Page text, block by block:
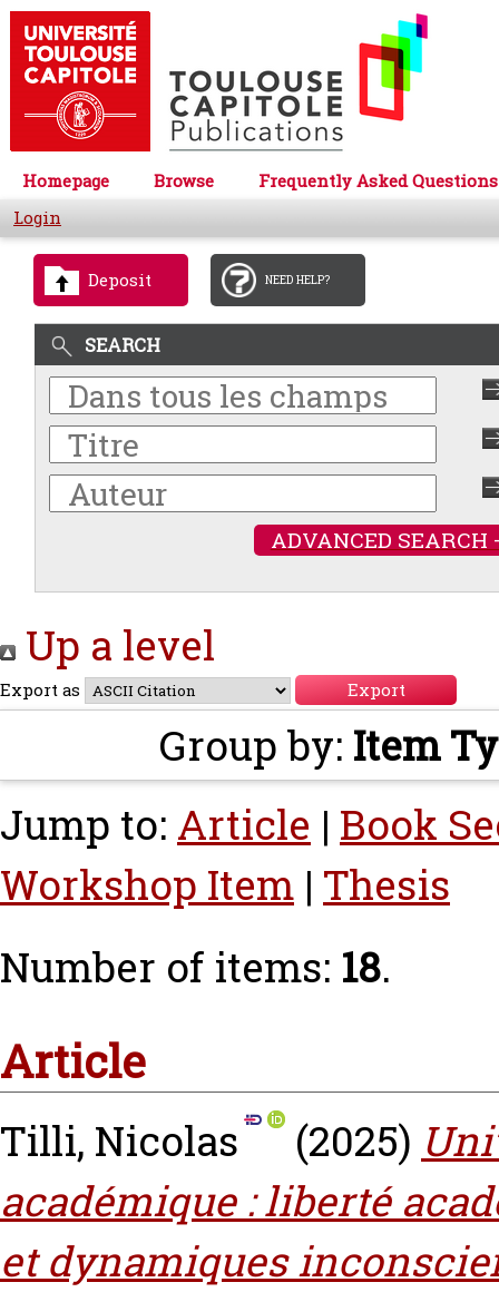
Homepage Browse
Frequently Asked Questions
Login
Deposit NEED HELP?
SEARCH
ADVANCED SEARCH
Up a level
Export as
Group by: Item
Jump to: Article | Book
Workshop Item | Thesis
Number of items: 18.
Article
Tilli, Nicolas (2025)
académique : liberté
et dynamiques